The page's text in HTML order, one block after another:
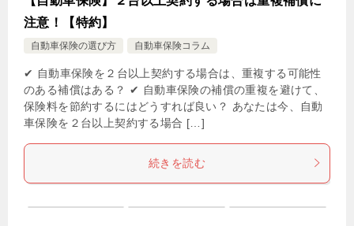
注意！【特約】
自動車保険の選び方 自動車保険コラム
✔ 自動車保険を２台以上契約する場合は、重複する可能性
のある補償はある？ ✔ 自動車保険の補償の重複を避けて、
保険料を節約するにはどうすれば良い？ あなたは今、自動
車保険を２台以上契約する場合 […]
続きを読む